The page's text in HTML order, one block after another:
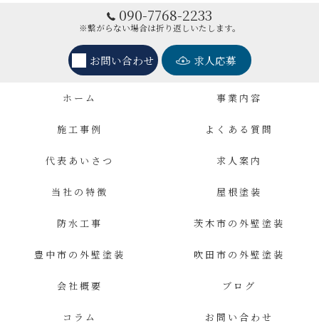
090-7768-2233
※繋がらない場合は折り返しいたします。
お問い合わせ 求人応募
ホーム 事業内容
施工事例 よくある質問
代表あいさつ 求人案内
当社の特徴 屋根塗装
防水工事 茨木市の外壁塗装
豊中市の外壁塗装 吹田市の外壁塗装
会社概要 ブログ
コラム お問い合わせ